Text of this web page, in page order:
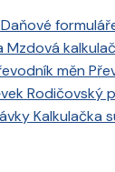
Daňové
Mzdová
Rodičovský
Kalkulačka